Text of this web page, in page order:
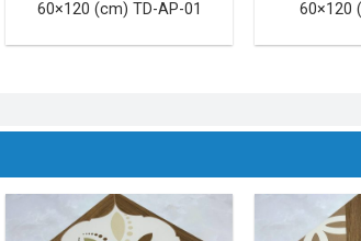
60×120 (cm) TD-AP-01
60×120